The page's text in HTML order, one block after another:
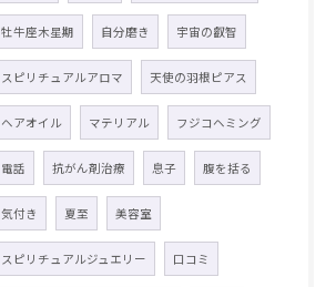
牡牛座木星期 自分磨き 宇宙の叡智
スピリチュアルアロマ 天使の羽根ピアス
ヘアオイル マテリアル フジコヘミング
電話 抗がん剤治療 息子 腹を括る
気付き 夏至 美容室
スピリチュアルジュエリー 口コミ